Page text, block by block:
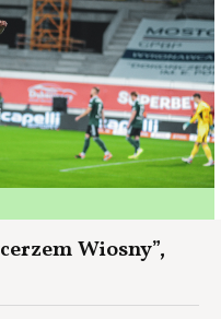
Wiosny”,